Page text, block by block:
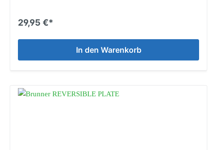
29,95 €*
In den Warenkorb